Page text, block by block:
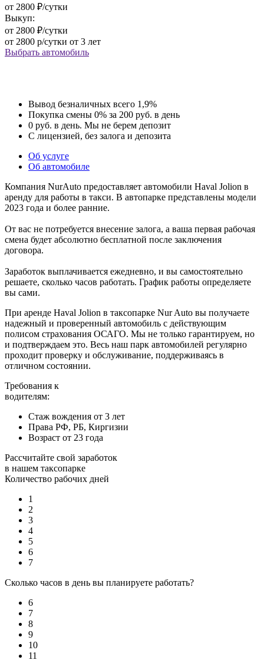
от 2800 ₽/сутки
Выкуп:
от 2800 ₽/сутки
от 2800 р/сутки от 3 лет
Выбрать автомобиль
Вывод безналичных всего 1,9%
Покупка смены 0% за 200 руб. в день
0 руб. в день. Мы не берем депозит
С лицензией, без залога и депозита
Об услуге
Об автомобиле
Компания NurAuto предоставляет автомобили Haval Jolion в
аренду для работы в такси. В автопарке представлены модели
2023 года и более ранние.
От вас не потребуется внесение залога, а ваша первая рабочая
смена будет абсолютно бесплатной после заключения
договора.
Заработок выплачивается ежедневно, и вы самостоятельно
решаете, сколько часов работать. График работы определяете
вы сами.
При аренде Haval Jolion в таксопарке Nur Auto вы получаете
надежный и проверенный автомобиль с действующим
полисом страхования ОСАГО. Мы не только гарантируем, но
и подтверждаем это. Весь наш парк автомобилей регулярно
проходит проверку и обслуживание, поддерживаясь в
отличном состоянии.
Требования к
водителям:
Стаж вождения от 3 лет
Права РФ, РБ, Киргизии
Возраст от 23 года
Рассчитайте свой заработок
в нашем таксопарке
Количество рабочих дней
1
2
3
4
5
6
7
Сколько часов в день вы планируете работать?
6
7
8
9
10
11